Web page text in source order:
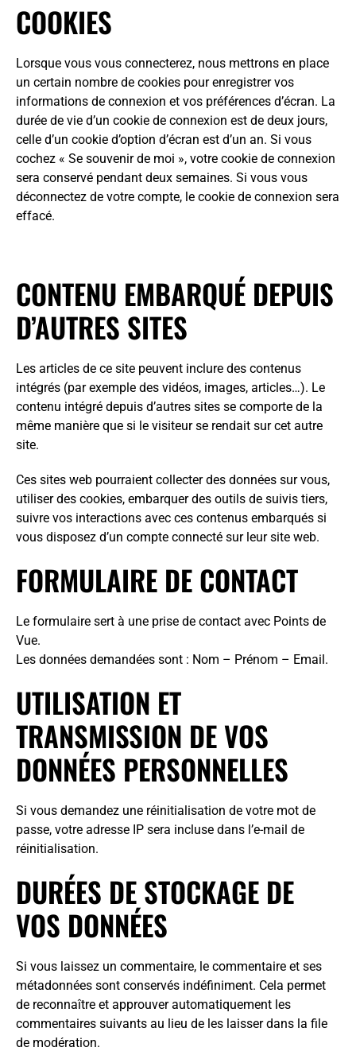
COOKIES
Lorsque vous vous connecterez, nous mettrons en place
un certain nombre de cookies pour enregistrer vos
informations de connexion et vos préférences d’écran. La
durée de vie d’un cookie de connexion est de deux jours,
celle d’un cookie d’option d’écran est d’un an. Si vous
cochez « Se souvenir de moi », votre cookie de connexion
sera conservé pendant deux semaines. Si vous vous
déconnectez de votre compte, le cookie de connexion sera
effacé.
CONTENU EMBARQUÉ DEPUIS
D’AUTRES SITES
Les articles de ce site peuvent inclure des contenus
intégrés (par exemple des vidéos, images, articles…). Le
contenu intégré depuis d’autres sites se comporte de la
même manière que si le visiteur se rendait sur cet autre
site.
Ces sites web pourraient collecter des données sur vous,
utiliser des cookies, embarquer des outils de suivis tiers,
suivre vos interactions avec ces contenus embarqués si
vous disposez d’un compte connecté sur leur site web.
FORMULAIRE DE CONTACT
Le formulaire sert à une prise de contact avec Points de
Vue.
Les données demandées sont : Nom – Prénom – Email.
UTILISATION ET
TRANSMISSION DE VOS
DONNÉES PERSONNELLES
Si vous demandez une réinitialisation de votre mot de
passe, votre adresse IP sera incluse dans l’e-mail de
réinitialisation.
DURÉES DE STOCKAGE DE
VOS DONNÉES
Si vous laissez un commentaire, le commentaire et ses
métadonnées sont conservés indéfiniment. Cela permet
de reconnaître et approuver automatiquement les
commentaires suivants au lieu de les laisser dans la file
de modération.